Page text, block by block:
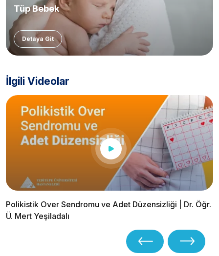
Tüp Bebek
Detaya Git
İlgili Videolar
Polikistik Over Sendromu ve Adet Düzensizliği | Dr. Öğr.
Ü. Mert Yeşiladalı